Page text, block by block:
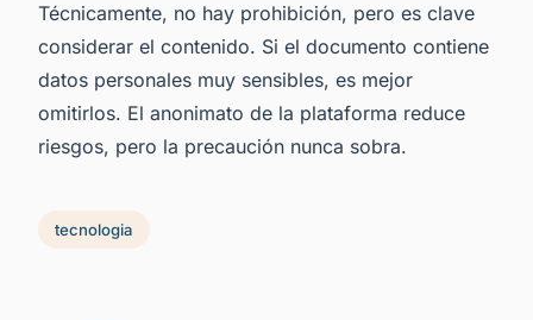
Técnicamente, no hay prohibición, pero es clave
considerar el contenido. Si el documento contiene
datos personales muy sensibles, es mejor
omitirlos. El anonimato de la plataforma reduce
riesgos, pero la precaución nunca sobra.
tecnologia